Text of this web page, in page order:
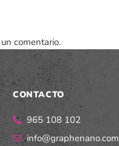
comentario.
CONTACTO
965 108 102
info@graphenano.com